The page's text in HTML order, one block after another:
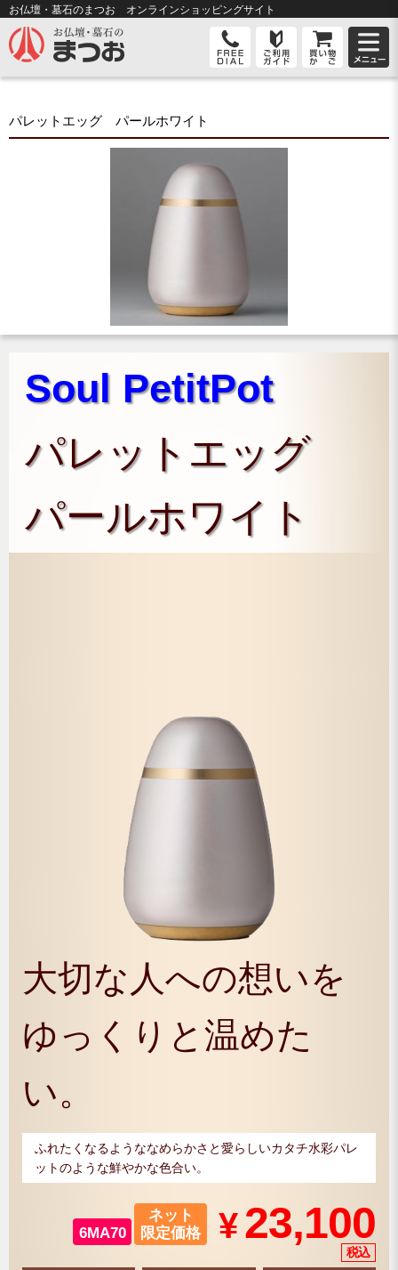
お仏壇・墓石のまつお オンラインショッピングサイト
パレットエッグ パールホワイト
Soul PetitPot
パレットエッグ
パールホワイト
大切な人への想いを
ゆっくりと温めた
い。
ふれたくなるようななめらかさと愛らしいカタチ水彩パレ
ットのような鮮やかな色合い。
6MA70
ネット
限定価格
¥ 23,100